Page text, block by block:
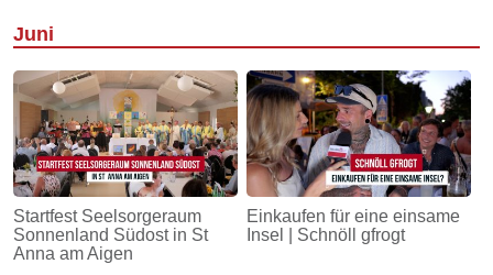
Juni
Startfest Seelsorgeraum
Sonnenland Südost in St
Anna am Aigen
Einkaufen für eine einsame
Insel | Schnöll gfrogt